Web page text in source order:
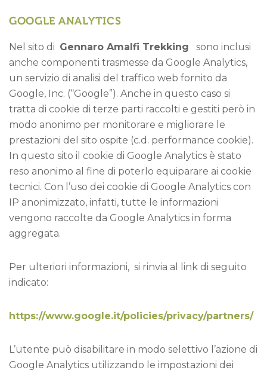
GOOGLE ANALYTICS
Nel sito di Gennaro Amalfi Trekking sono inclusi
anche componenti trasmesse da Google Analytics,
un servizio di analisi del traffico web fornito da
Google, Inc. (“Google”). Anche in questo caso si
tratta di cookie di terze parti raccolti e gestiti però in
modo anonimo per monitorare e migliorare le
prestazioni del sito ospite (c.d. performance cookie).
In questo sito il cookie di Google Analytics è stato
reso anonimo al fine di poterlo equiparare ai cookie
tecnici. Con l’uso dei cookie di Google Analytics con
IP anonimizzato, infatti, tutte le informazioni
vengono raccolte da Google Analytics in forma
aggregata.
Per ulteriori informazioni, si rinvia al link di seguito
indicato:
https://www.google.it/policies/privacy/partners/
L’utente può disabilitare in modo selettivo l’azione di
Google Analytics utilizzando le impostazioni dei